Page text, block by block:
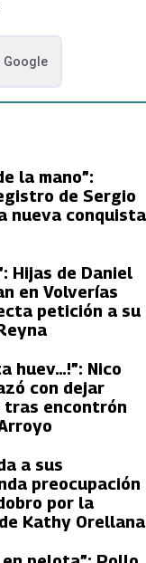
Google
la mano”:
de Sergio
nueva conquista
Hijas de Daniel
en Volverías
petición a su
huev…!”: Nico
con dejar
tras encontrón
a sus
preocupación
por la
Kathy Orellana